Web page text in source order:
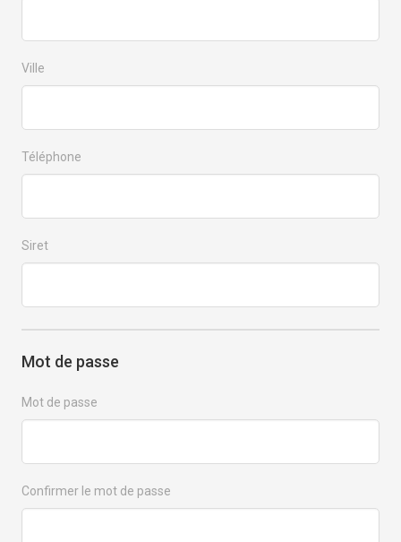
Ville
Téléphone
Siret
Mot de passe
Mot de passe
Confirmer le mot de passe